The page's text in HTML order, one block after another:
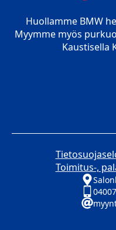
Huollamme BMW
Myymme myös
Kaustisella
Toimitus-,